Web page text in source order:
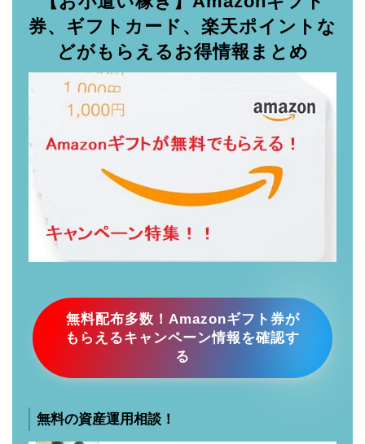
無料配布多数！Amazonギフト券が
もらえるキャンペーン情報を確認す
無料の資産運用相談！